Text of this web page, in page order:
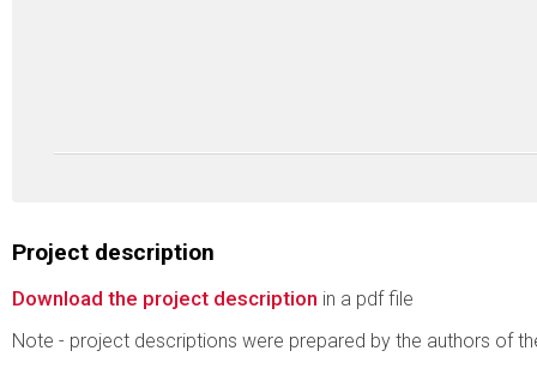
Project description
Download the project description in a pdf file
Note - project descriptions were prepared by the authors of